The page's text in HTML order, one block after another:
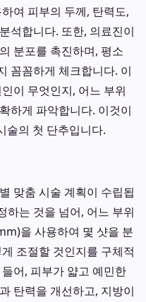
여 피부의 두께, 탄력도,
석합니다. 또한, 의료진이
분포를 촉진하며, 평소
꼼꼼하게 체크합니다. 이
이 무엇인지, 어느 부위
하게 파악합니다. 이것이
술의 첫 단추입니다.
맞춤 시술 계획이 수립됩
하는 것을 넘어, 어느 부위
을 사용하여 몇 샷을 분
조절할 것인지를 구체적
어, 피부가 얇고 예민한
탄력을 개선하고, 지방이